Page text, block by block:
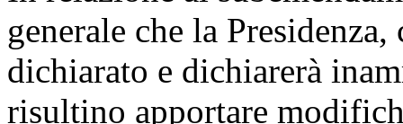
generale che la
dichiarato e dichiarerà
risultino apportare